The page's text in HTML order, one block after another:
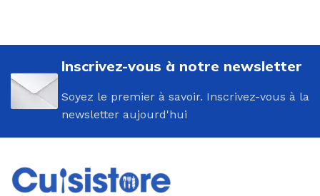
Inscrivez-vous à notre newsletter
Soyez le premier à savoir. Inscrivez-vous à la
newsletter aujourd'hui